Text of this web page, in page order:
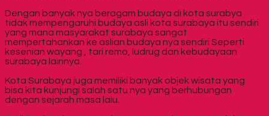
Dengan banyak nya beragam budaya di kota surabya
tidak mempengaruhi budaya asli kota surabaya itu sendiri
yang mana masyarakat surabaya sangat
mempertahankan ke aslian budaya nya sendiri Seperti
kesenian wayang , tari remo, ludrug dan kebudayaan
surabaya lainnya.
Kota Surabaya juga memiliki banyak objek wisata yang
bisa kita kunjungi salah satu nya yang berhubungan
dengan sejarah masa lalu.